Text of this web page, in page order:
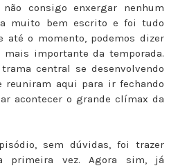
consigo enxergar nenhum
muito bem escrito e foi tudo
até o momento, podemos dizer
importante da temporada.
central se desenvolvendo
reuniram aqui para ir fechando
acontecer o grande clímax da
sem dúvidas, foi trazer
primeira vez. Agora sim, já